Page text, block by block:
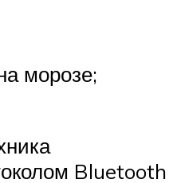
морозе;
Bluetooth